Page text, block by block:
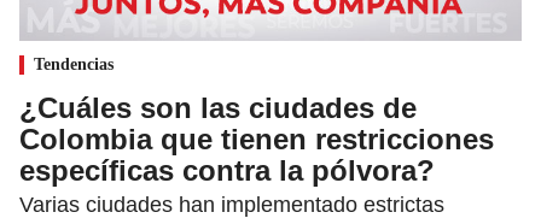
Tendencias
¿Cuáles son las ciudades de
Colombia que tienen restricciones
específicas contra la pólvora?
Varias ciudades han implementado estrictas